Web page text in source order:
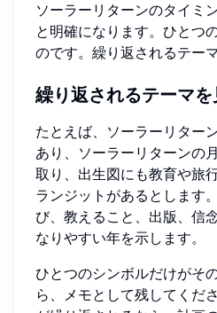
ソーラーリターンのタイミ
と明確になります。ひとつ
のです。繰り返されるテー
繰り返されるテーマを
たとえば、ソーラーリター
あり、ソーラーリターンの
取り、出生図にも教育や旅
ランジットがあるとします
び、教えること、出版、信
なりやすい年を示します。
ひとつのシンボルだけがそ
ら、メモとして残してくだ